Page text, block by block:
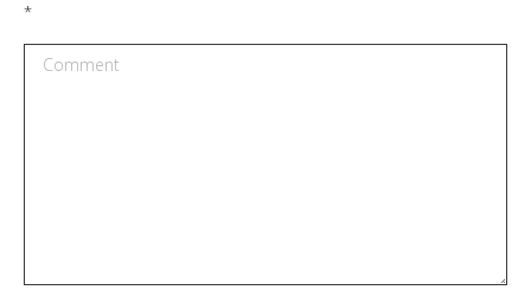
*
Comment